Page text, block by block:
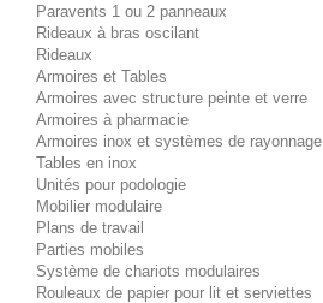
Paravents 1 ou 2 panneaux
Rideaux à bras oscilant
Rideaux
Armoires et Tables
Armoires avec structure peinte et verre
Armoires à pharmacie
Armoires inox et systèmes de rayonnage
Tables en inox
Unités pour podologie
Mobilier modulaire
Plans de travail
Parties mobiles
Système de chariots modulaires
Rouleaux de papier pour lit et serviettes